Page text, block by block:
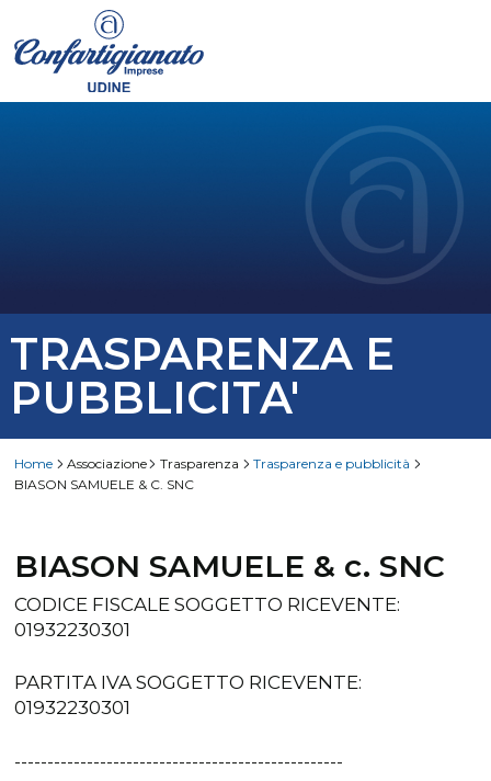
TRASPARENZA E
PUBBLICITA'
Home Associazione Trasparenza
Trasparenza e pubblicità
BIASON SAMUELE & C. SNC
BIASON SAMUELE & c. SNC
CODICE FISCALE SOGGETTO RICEVENTE:
01932230301
PARTITA IVA SOGGETTO RICEVENTE:
01932230301
--------------------------------------------------